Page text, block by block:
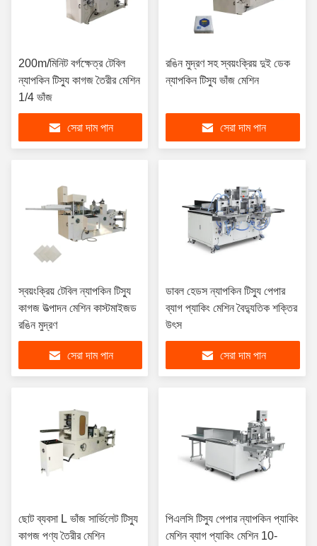
200m/মিনিট বর্গক্ষেত্র টেবিল
ন্যাপকিন টিস্যু কাগজ তৈরীর মেশিন
1/4 ভাঁজ
সেরা দাম পান
রঙিন মুদ্রণ সহ স্বয়ংক্রিয় দুই ডেক
ন্যাপকিন টিস্যু ভাঁজ মেশিন
সেরা দাম পান
স্বয়ংক্রিয় টেবিল ন্যাপকিন টিস্যু
কাগজ উত্পাদন মেশিন কাস্টমাইজড
রঙিন মুদ্রণ
সেরা দাম পান
ডাবল হেডস ন্যাপকিন টিস্যু পেপার
ব্যাগ প্যাকিং মেশিন বৈদ্যুতিক শক্তির
উৎস
সেরা দাম পান
ছোট ব্যবসা L ভাঁজ সার্ভিলেট টিস্যু
কাগজ পণ্য তৈরীর মেশিন
পিএলসি টিস্যু পেপার ন্যাপকিন প্যাকিং
মেশিন ব্যাগ প্যাকিং মেশিন 10-